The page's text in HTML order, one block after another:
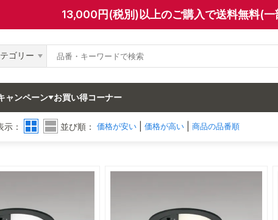
13,000円(税別)以上のご購入で送料無料(一
ゴリー
ャンペーン お買い得コーナー
示： 並び順： 価格が安い 価格が高い 商品の品番順